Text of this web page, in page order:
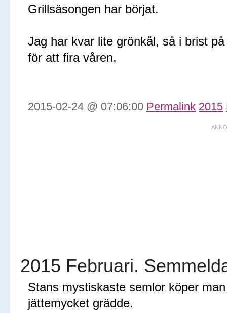
Grillsäsongen har börjat.
Jag har kvar lite grönkål, så i brist
för att fira våren,
2015-02-24 @ 07:06:00 Permalink 2015
2015 Februari.
Stans mystiskaste semlor köper
jättemycket grädde.